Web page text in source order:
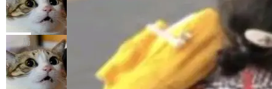
的人一直在用业余...
结果回答问题，而无需将问题转交给搜索引擎。
（<a href="https://bugzilla.mozilla.org/show_
bug.cgi?id=204...
工程师在这件事上没什么可谦虚的——他们用 W
orkers 跑了十年 Isolate。用 CEO Matthew Pri
nce 的话说：「我们一生都在用 Isolate 运行代
码，而 AI Agent 不需要容器，它们需要的是 Iso
late。」 容器为什么不合适 容器的问题在于启动
和销毁都太重了。一个 Agent 要执行的任务可能
OpenAI 公开邮件和聊天记录回应苹果
诉讼，称“Apple is getting this wron
g”
上个月，苹果一纸诉状把 OpenAI 告上法庭，指
控其挖角苹果前员工并窃取商业秘密。苹果的诉
状把 OpenAI 描述成一个系统性地从前东家挖
人、套取机密信息的对手。 OpenAI 没发律师
函，也没选择庭外沉默。它在官网贴了一篇博
局
HUAWEI MatePad Edge上架WorkBu
ddy鸿蒙PC版，说话就能干活的AI办公
全能AI工作台WorkBuddy鸿蒙PC版上架HUAWE